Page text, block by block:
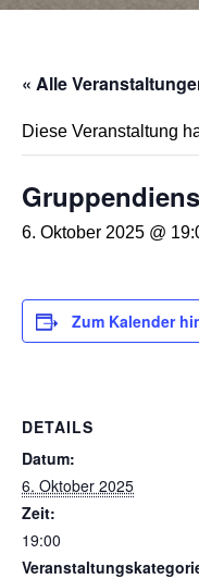
« Alle
Diese Veranstaltung
6. Oktober 2025 @
Zum Kalender
DETAILS
Datum:
6. Oktober 2025
Zeit:
19:00